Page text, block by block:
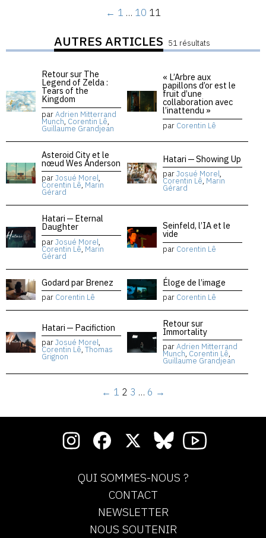
← 1 … 10 11
AUTRES ARTICLES 51 résultats
Retour sur The
Legend of Zelda :
Tears of the
Kingdom
parAdrien Mitterrand
Munch, Corentin Lê,
Guillaume Grandjean
« L’Arbre aux
papillons d’or est le
fruit d’une
collaboration avec
l’inattendu »
par Corentin Lê
Asteroid City et le
nœud Wes Anderson
parJosué Morel,
Corentin Lê, Marin
Gérard
Hatari — Showing Up
parJosué Morel,
Corentin Lê, Marin
Gérard
Hatari — Eternal
Daughter
parJosué Morel,
Corentin Lê, Marin
Gérard
Seinfeld, l’IA et le
vide
par Corentin Lê
Godard par Brenez
par Corentin Lê
Éloge de l’image
par Corentin Lê
Hatari — Pacifiction
parJosué Morel,
Corentin Lê, Thomas
Grignon
Retour sur
Immortality
parAdrien Mitterrand
Munch, Corentin Lê,
Guillaume Grandjean
← 1 2 3 … 6 →
QUI SOMMES-NOUS ?
CONTACT
NEWSLETTER
NOUS SOUTENIR